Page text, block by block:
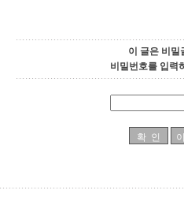
이 글은 비밀
비밀번호를 입력